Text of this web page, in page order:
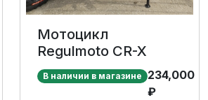
Мотоцикл
Regulmoto CR-X
В наличии в магазине 234,000
₽